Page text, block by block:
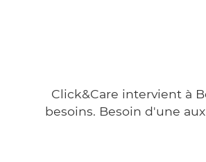
Click&Care intervient à
besoins. Besoin d'une